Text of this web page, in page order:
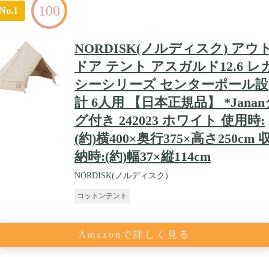
100
NORDISK(ノルディスク) アウト
ドア テント アスガルド12.6 レ
シーシリーズ センターポール設
計 6人用 【日本正規品】 *Janan
グ付き 242023 ホワイト 使用時:
(約)横400×奥行375×高さ250cm
納時:(約)幅37×縦114cm
NORDISK(ノルディスク)
コットンテント
Amazonで詳しく見る